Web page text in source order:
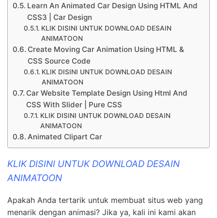
Learn An Animated Car Design Using HTML And
CSS3 | Car Design
KLIK DISINI UNTUK DOWNLOAD DESAIN
ANIMATOON
Create Moving Car Animation Using HTML &
CSS Source Code
KLIK DISINI UNTUK DOWNLOAD DESAIN
ANIMATOON
Car Website Template Design Using Html And
CSS With Slider | Pure CSS
KLIK DISINI UNTUK DOWNLOAD DESAIN
ANIMATOON
Animated Clipart Car
KLIK DISINI UNTUK DOWNLOAD DESAIN
ANIMATOON
Apakah Anda tertarik untuk membuat situs web yang
menarik dengan animasi? Jika ya, kali ini kami akan